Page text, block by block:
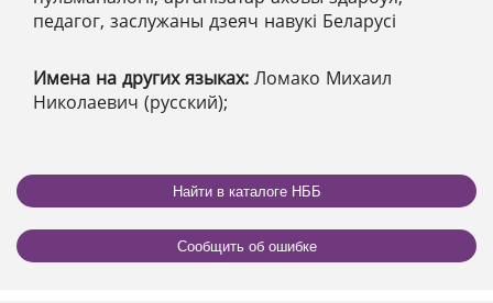
педагог, заслужаны дзеяч навукі Беларусі
Имена на других языках: Ломако Михаил
Николаевич (русский);
Найти в каталоге НББ
Сообщить об ошибке